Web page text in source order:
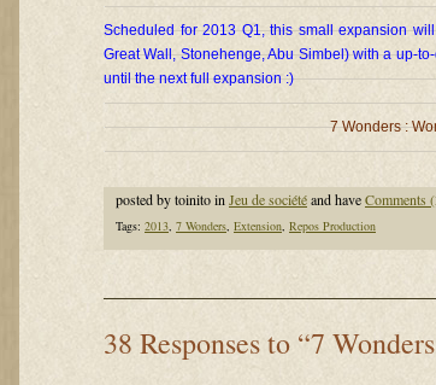
Scheduled for 2013 Q1, this small expansion
Great Wall, Stonehenge, Abu Simbel) with a up-
until the next full expansion :)
7 Wonders :
posted by toinito in Jeu de sociétéand haveComments
Tags: 2013, 7 Wonders, Extension, Repos Production
38 Responses to “7